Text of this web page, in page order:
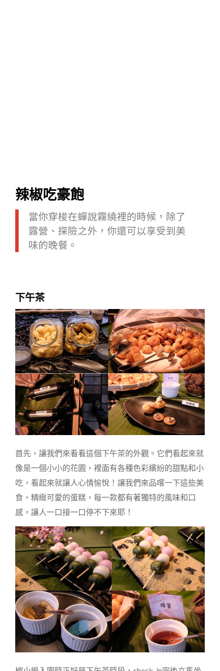
辣椒吃豪飽
當你穿梭在蟬說霧繞裡的時候，除了
露營、探險之外，你還可以享受到美
味的晚餐。
下午茶
首先，讓我們來看看這個下午茶的外觀。它們看起來就
像是一個小小的花園，裡面有各種色彩繽紛的甜點和小
吃，看起來就讓人心情愉悅！讓我們來品嚐一下這些美
食，精緻可愛的蛋糕，每一款都有著獨特的風味和口
感，讓人一口接一口停不下來耶！